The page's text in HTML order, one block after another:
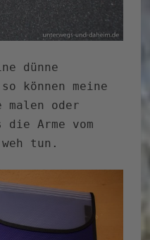
dünne
können meine
malen oder
Arme vom
tun.